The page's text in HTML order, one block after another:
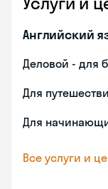
Английский
Деловой - для
Для
Для
Все услуги и